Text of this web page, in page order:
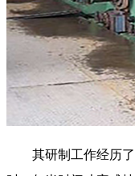
其研制工作经历